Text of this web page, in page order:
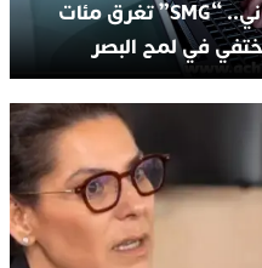
تسونامي النصب الإلكتروني.. “SMG” تغرق مئات
في لمح البصر